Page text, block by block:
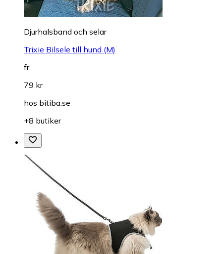
Djurhalsband och selar
Trixie Bilsele till hund (M)
fr.
79 kr
hos bitiba.se
+8 butiker